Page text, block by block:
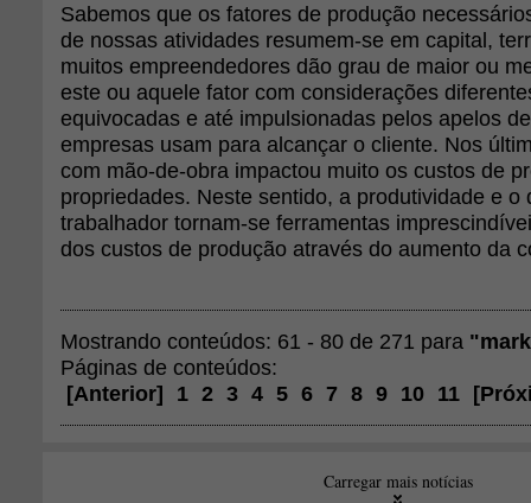
Sabemos que os fatores de produção
de nossas atividades resumem-se em capital,
muitos empreendedores dão grau de maior ou
este ou aquele fator com considerações
equivocadas e até impulsionadas pelos apelos
empresas usam para alcançar o cliente. Nos
com mão-de-obra impactou muito os custos de
propriedades. Neste sentido, a produtividade e o
trabalhador tornam-se ferramentas
dos custos de produção através do aumento da
Mostrando conteúdos: 61 - 80 de 271 para
Páginas de conteúdos:
[Anterior] 1 2 3 4 5 6 7 8 9 10 11 [
Carregar mais notícias